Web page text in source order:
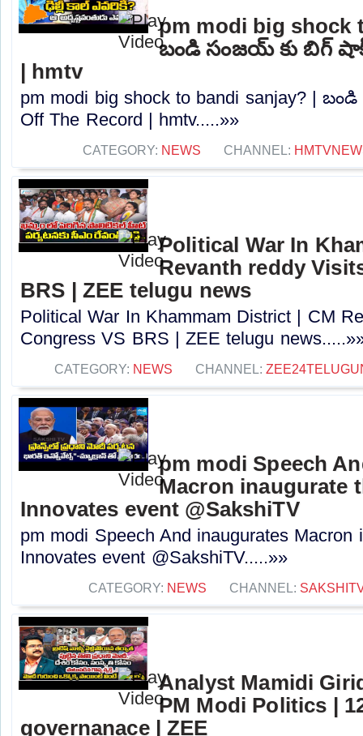
pm modi big shock
బండి సంజయ్ కు బిగ్
| hmtv
pm modi big shock to bandi sanjay? |
Off The Record | hmtv.....»»
CATEGORY: NEWS CHANNEL:
Political War In
Revanth reddy
BRS | ZEE telugu news
Political War In Khammam District | CM
Congress VS BRS | ZEE telugu
CATEGORY: NEWS CHANNEL:
pm modi Speech
Macron inaugurate
Innovates event @SakshiTV
pm modi Speech And inaugurates Macron
Innovates event @SakshiTV.....»»
CATEGORY: NEWS CHANNEL:
Analyst Mamidi
PM Modi Politics |
governanace | ZEE